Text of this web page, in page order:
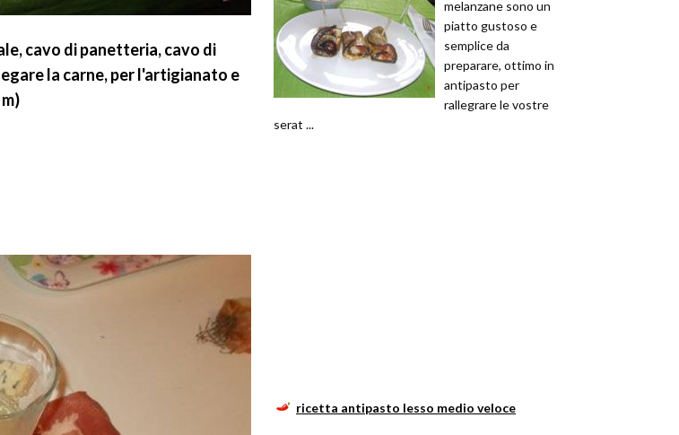
cavo di panetteria, cavo di
la carne, per l'artigianato e
melanzane sono un
piatto gustoso e
semplice da
preparare, ottimo in
antipasto per
rallegrare le vostre
serat ...
ricetta antipasto lesso medio veloce